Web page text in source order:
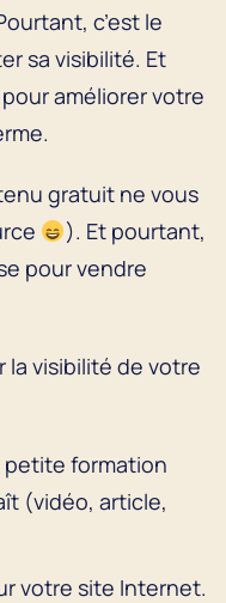
c’est le
sa visibilité. Et
améliorer votre
gratuit ne vous
). Et pourtant,
pour vendre
la visibilité de votre
petite formation
(vidéo, article,
votre site Internet.